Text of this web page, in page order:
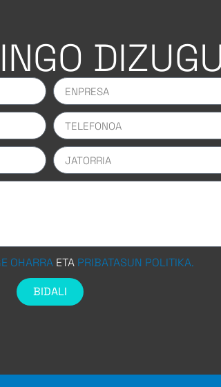
OHARRA ETA PRIBATASUN POLITIKA.
BIDALI